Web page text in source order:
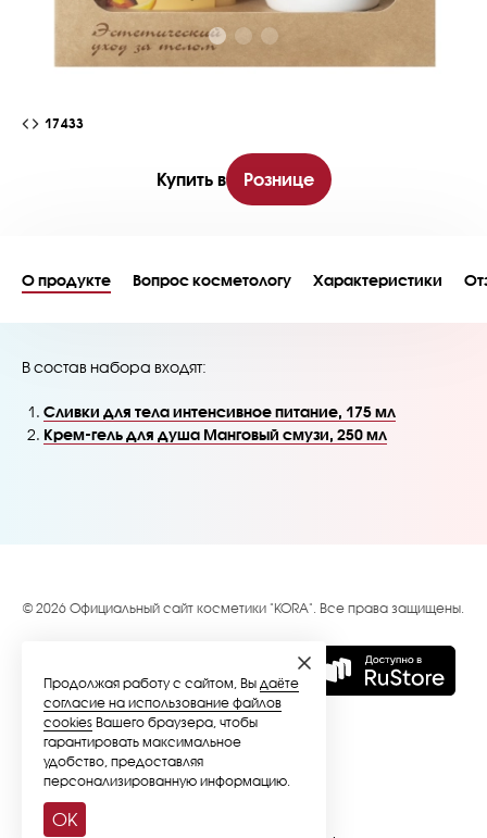
17433
Купить в Рознице
О продукте Вопрос косметологу Характеристики
В состав набора входят:
Сливки для тела интенсивное питание, 175 мл
Крем-гель для душа Манговый смузи, 250 мл
© 2026 Официальный сайт косметики "KORA". Все права защищены.
Продолжая работу с сайтом, Вы даёте
согласие на использование файлов
cookies Вашего браузера, чтобы
гарантировать максимальное
удобство, предоставляя
персонализированную информацию.
OK